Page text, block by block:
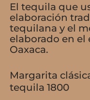
El tequila que
elaboración
tequilana y el
elaborado en el
Oaxaca.
Margarita
tequila 1800